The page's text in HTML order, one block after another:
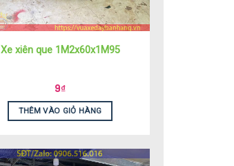
Xe xiên que 1M2x60x1M95
9₫
THÊM VÀO GIỎ HÀNG